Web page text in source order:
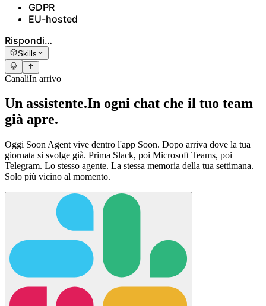
GDPR
EU-hosted
Rispondi…
Skills
CanaliIn arrivo
Un assistente.In ogni chat che il tuo team
già apre.
Oggi Soon Agent vive dentro l'app Soon. Dopo arriva dove la tua
giornata si svolge già. Prima Slack, poi Microsoft Teams, poi
Telegram. Lo stesso agente. La stessa memoria della tua settimana.
Solo più vicino al momento.